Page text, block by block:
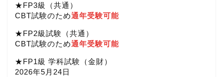
★FP3級（共通）
CBT試験のため通年受験可能
★FP2級試験（共通）
CBT試験のため通年受験可能
★FP1級 学科試験（金財）
2026年5月24日